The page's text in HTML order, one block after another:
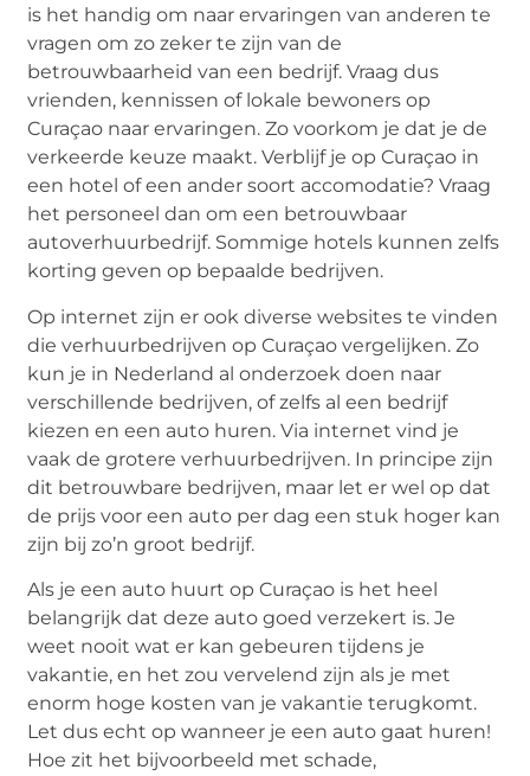
is het handig om naar ervaringen van anderen te
vragen om zo zeker te zijn van de
betrouwbaarheid van een bedrijf. Vraag dus
vrienden, kennissen of lokale bewoners op
Curaçao naar ervaringen. Zo voorkom je dat je de
verkeerde keuze maakt. Verblijf je op Curaçao in
een hotel of een ander soort accomodatie? Vraag
het personeel dan om een betrouwbaar
autoverhuurbedrijf. Sommige hotels kunnen zelfs
korting geven op bepaalde bedrijven.
Op internet zijn er ook diverse websites te vinden
die verhuurbedrijven op Curaçao vergelijken. Zo
kun je in Nederland al onderzoek doen naar
verschillende bedrijven, of zelfs al een bedrijf
kiezen en een auto huren. Via internet vind je
vaak de grotere verhuurbedrijven. In principe zijn
dit betrouwbare bedrijven, maar let er wel op dat
de prijs voor een auto per dag een stuk hoger kan
zijn bij zo’n groot bedrijf.
Als je een auto huurt op Curaçao is het heel
belangrijk dat deze auto goed verzekert is. Je
weet nooit wat er kan gebeuren tijdens je
vakantie, en het zou vervelend zijn als je met
enorm hoge kosten van je vakantie terugkomt.
Let dus echt op wanneer je een auto gaat huren!
Hoe zit het bijvoorbeeld met schade,